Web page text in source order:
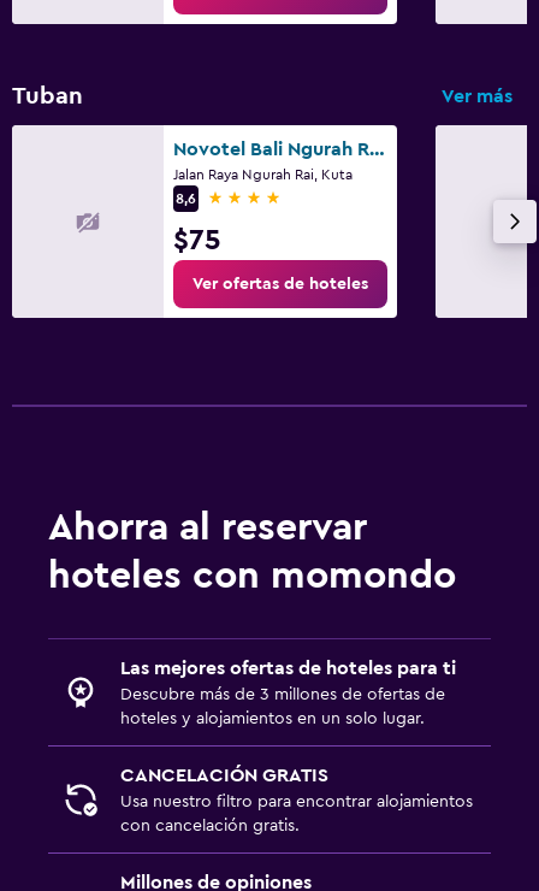
Tuban Ver más
Novotel Bali Ngurah Rai Airport
Jalan Raya Ngurah Rai, Kuta
8,6
4 estrellas
$75
Ver ofertas de hoteles
Ahorra al reservar
hoteles con momondo
Las mejores ofertas de hoteles para ti
Descubre más de 3 millones de ofertas de
hoteles y alojamientos en un solo lugar.
CANCELACIÓN GRATIS
Usa nuestro filtro para encontrar alojamientos
con cancelación gratis.
Millones de opiniones